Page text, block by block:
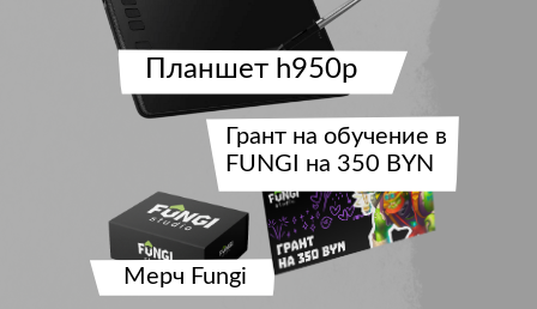
Мерч Fungi
Грант на обучение в
FUNGI на 350 BYN
Планшет h950p